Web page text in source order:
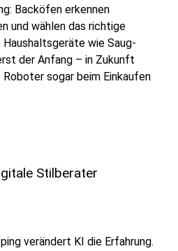
Backöfen erkennen
und wählen das richtige
wie Saug-
der Anfang – in Zukunft
sogar beim Einkaufen
Stilberater
verändert KI die Erfahrung.